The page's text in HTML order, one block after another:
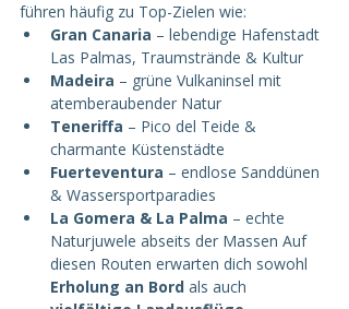
führen häufig zu Top-Zielen wie:
Gran Canaria – lebendige Hafenstadt
Las Palmas, Traumstrände & Kultur
Madeira – grüne Vulkaninsel mit
atemberaubender Natur
Teneriffa – Pico del Teide &
charmante Küstenstädte
Fuerteventura – endlose Sanddünen
& Wassersportparadies
La Gomera & La Palma – echte
Naturjuwele abseits der Massen Auf
diesen Routen erwarten dich sowohl
Erholung an Bord als auch